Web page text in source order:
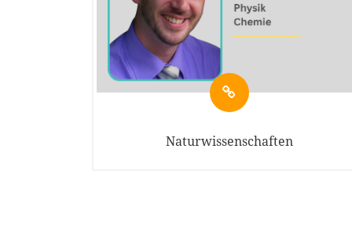
Naturwissenschaften